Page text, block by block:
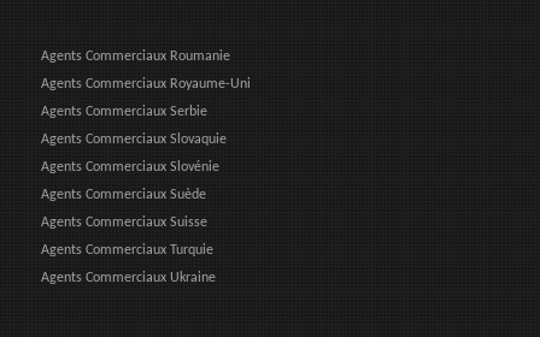
Agents Commerciaux Roumanie
Agents Commerciaux Royaume-Uni
Agents Commerciaux Serbie
Agents Commerciaux Slovaquie
Agents Commerciaux Slovénie
Agents Commerciaux Suède
Agents Commerciaux Suisse
Agents Commerciaux Turquie
Agents Commerciaux Ukraine